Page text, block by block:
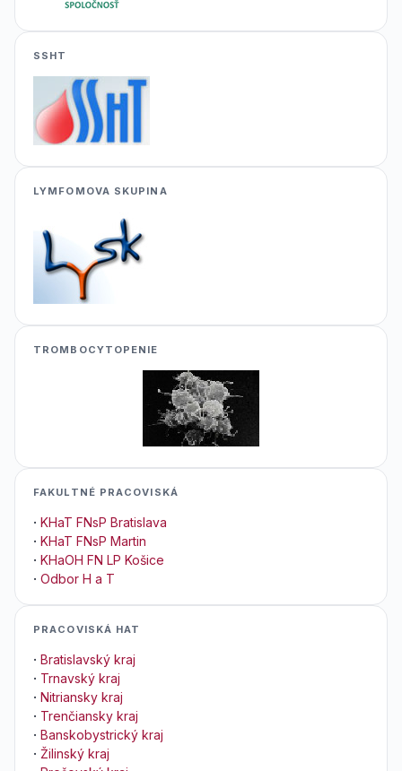
SSHT
LYMFOMOVA SKUPINA
TROMBOCYTOPENIE
FAKULTNÉ PRACOVISKÁ
· KHaT FNsP Bratislava
· KHaT FNsP Martin
· KHaOH FN LP Košice
· Odbor H a T
PRACOVISKÁ HAT
· Bratislavský kraj
· Trnavský kraj
· Nitriansky kraj
· Trenčiansky kraj
· Banskobystrický kraj
· Žilinský kraj